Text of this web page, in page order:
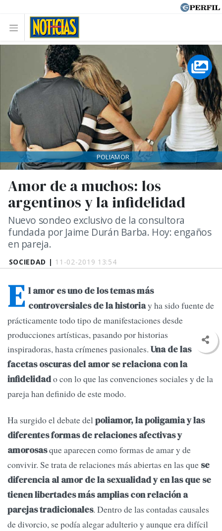
SOCIEDAD | 11-02-2019 13:54
Amor de a muchos: los
argentinos y la infidelidad
Nuevo sondeo exclusivo de la consultora
fundada por Jaime Durán Barba. Hoy: engaños
en pareja.
POLIAMOR
E l amor es uno de los temas más
controversiales de la historiay ha sido fuente de
prácticamente todo tipo de manifestaciones desde
producciones artísticas, pasando por historias
inspiradoras, hasta crímenes pasionales. Una de las
facetas oscuras del amor se relaciona con la
infidelidado con lo que las convenciones sociales y de la
pareja han definido de este modo.
Ha surgido el debate delpoliamor, la poligamia y las
diferentes formas de relaciones afectivas y
amorosasque aparecen como formas de amar y de
convivir. Se trata de relaciones más abiertas en las que se
diferencia al amor de la sexualidad y en las que se
tienen libertades más amplias con relación a
parejas tradicionales. Dentro de las contadas causales
de divorcio, se podía alegar adulterio y aunque era difícil